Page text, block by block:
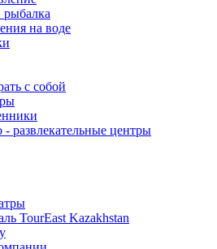
рыбалка
на воде
с собой
- развлекательные центры
TourEast Kazakhstan